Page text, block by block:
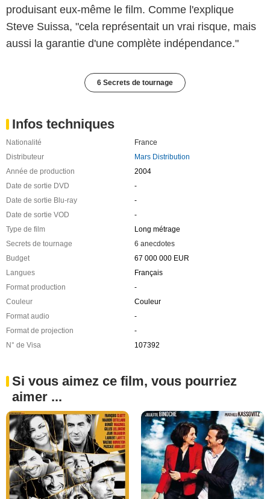
produisant eux-même le film. Comme l'explique
Steve Suissa, "cela représentait un vrai risque, mais
aussi la garantie d'une complète indépendance."
6 Secrets de tournage
Infos techniques
Nationalité
France
Distributeur
Mars Distribution
Année de production
2004
Date de sortie DVD
-
Date de sortie Blu-ray
-
Date de sortie VOD
-
Type de film
Long métrage
Secrets de tournage
6 anecdotes
Budget
67 000 000 EUR
Langues
Français
Format production
-
Couleur
Couleur
Format audio
-
Format de projection
-
N° de Visa
107392
Si vous aimez ce film, vous pourriez
aimer ...